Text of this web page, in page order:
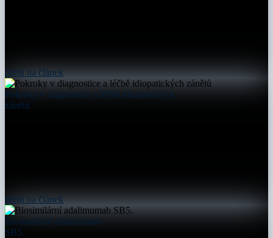
přejít na článek
Pokroky v diagnostice a léčbě idiopatických
zánětů
přejít na článek
Biosimilární adalimumab
SB5.